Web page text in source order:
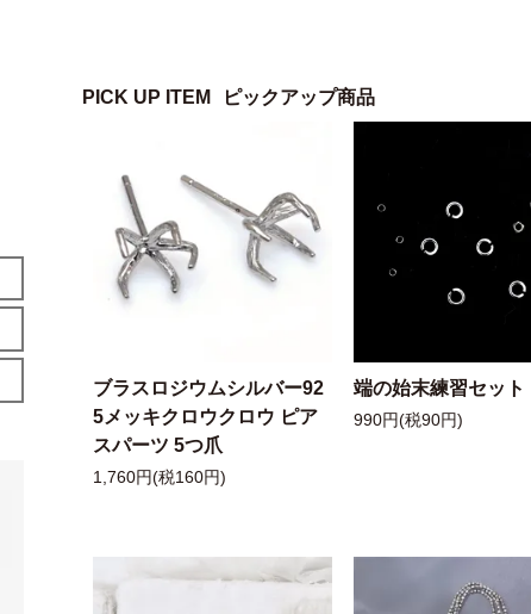
PICK UP ITEM ピックアップ商品
ブラスロジウムシルバー92
5メッキクロウクロウ ピア
スパーツ 5つ爪
1,760円(税160円)
端の始末練習セット
990円(税90円)